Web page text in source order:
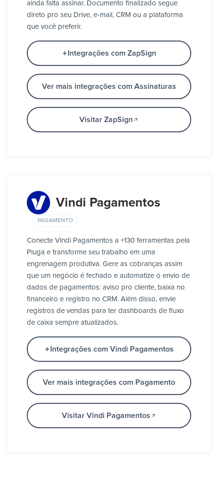
ainda falta assinar. Documento finalizado segue
direto pro seu Drive, e-mail, CRM ou a plataforma
que você preferir.
Integrações com ZapSign
Ver mais integrações com Assinaturas
Visitar ZapSign
Vindi Pagamentos
PAGAMENTO
Conecte Vindi Pagamentos a +130 ferramentas pela
Pluga e transforme seu trabalho em uma
engrenagem produtiva. Gere as cobranças assim
que um negócio é fechado e automatize o envio de
dados de pagamentos: aviso pro cliente, baixa no
financeiro e registro no CRM. Além disso, envie
registros de vendas para ter dashboards de fluxo
de caixa sempre atualizados.
Integrações com Vindi Pagamentos
Ver mais integrações com Pagamento
Visitar Vindi Pagamentos